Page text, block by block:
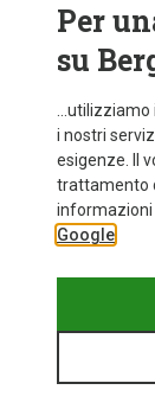
Per
su
i nostri
esigenze. Il
trattamento
informazioni
Google